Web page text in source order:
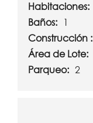
Habitaciones:
Baños: 1
Construcción :
Área de Lote:
Parqueo: 2